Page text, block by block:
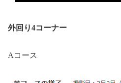
外回り4コーナー
Aコース